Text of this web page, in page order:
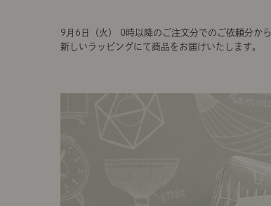
9月6日（火） 0時以降のご注文分でのご依頼分から
新しいラッピングにて商品をお届けいたします。